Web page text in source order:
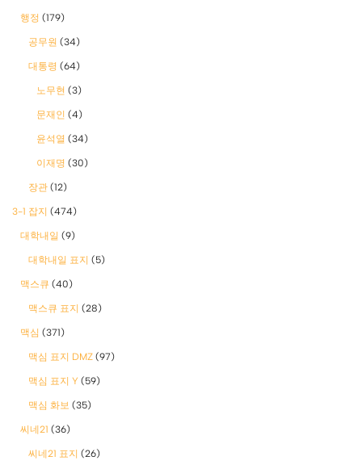
행정 (179)
공무원 (34)
대통령 (64)
노무현 (3)
문재인 (4)
윤석열 (34)
이재명 (30)
장관 (12)
3-1 잡지 (474)
대학내일 (9)
대학내일 표지 (5)
맥스큐 (40)
맥스큐 표지 (28)
맥심 (371)
맥심 표지 DMZ (97)
맥심 표지 Y (59)
맥심 화보 (35)
씨네21 (36)
씨네21 표지 (26)